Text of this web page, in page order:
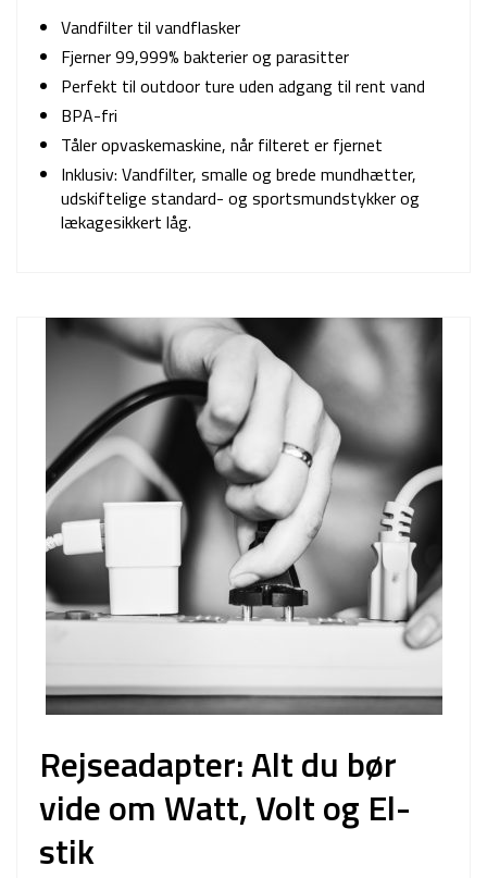
Vandfilter til vandflasker
Fjerner 99,999% bakterier og parasitter
Perfekt til outdoor ture uden adgang til rent vand
BPA-fri
Tåler opvaskemaskine, når filteret er fjernet
Inklusiv: Vandfilter, smalle og brede mundhætter,
udskiftelige standard- og sportsmundstykker og
lækagesikkert låg.
Rejseadapter: Alt du bør
vide om Watt, Volt og El-
stik